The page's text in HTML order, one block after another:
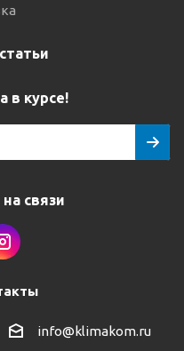
в курсе!
связи
info@klimakom.ru